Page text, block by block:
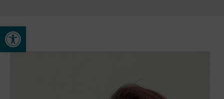
Werkzeugleiste öffnen